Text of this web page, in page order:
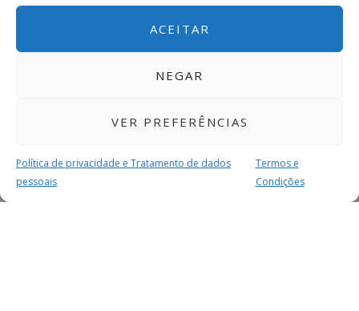
ACEITAR
NEGAR
VER PREFERÊNCIAS
Política de privacidade e Tratamento de dados
pessoais
Termos e
Condições